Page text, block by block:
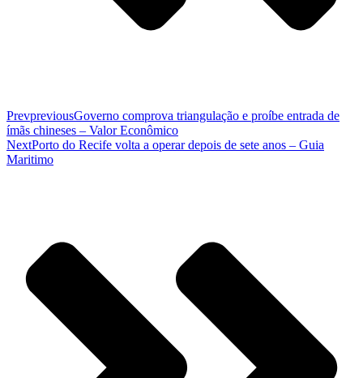
PrevpreviousGoverno comprova triangulação e proíbe entrada de
ímãs chineses – Valor Econômico
NextPorto do Recife volta a operar depois de sete anos – Guia
Maritimo